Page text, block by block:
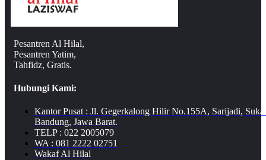
Pesantren Al Hilal,
Pesantren Yatim,
Tahfidz, Gratis.
Hubungi Kami:
Kantor Pusat : Jl. Gegerkalong Hilir No.155A, Sarijadi,
Bandung, Jawa Barat.
TELP : 022 2005079
WA : 081 2222 02751
Wakaf Al Hilal